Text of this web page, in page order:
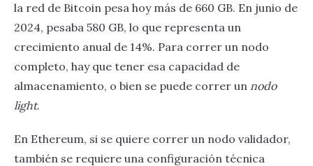
la red de Bitcoin pesa hoy más de 660 GB. En junio de
2024, pesaba 580 GB, lo que representa un
crecimiento anual de 14%. Para correr un nodo
completo, hay que tener esa capacidad de
almacenamiento, o bien se puede correr un nodo
light.
En Ethereum, si se quiere correr un nodo validador,
también se requiere una configuración técnica